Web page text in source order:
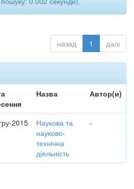
назад 1 далі
Назва Автор(и)
2015
Наукова та
науково-
технічна
діяльність
-